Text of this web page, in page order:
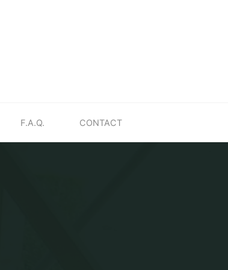
F.A.Q. CONTACT